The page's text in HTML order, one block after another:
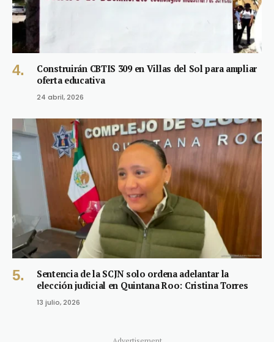
Construirán CBTIS 309 en Villas del Sol para ampliar
oferta educativa
24 abril, 2026
Sentencia de la SCJN solo ordena adelantar la
elección judicial en Quintana Roo: Cristina Torres
13 julio, 2026